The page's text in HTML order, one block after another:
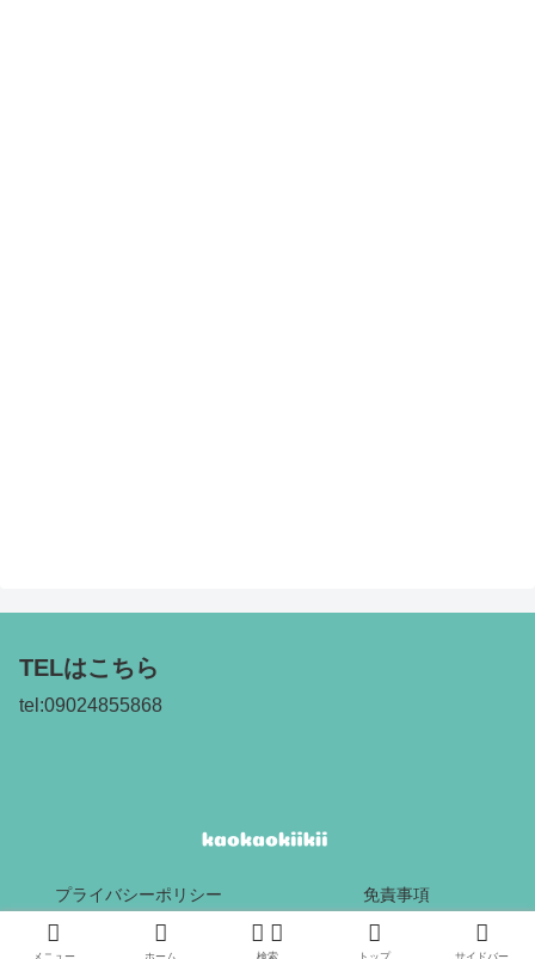
TELはこちら
tel:09024855868
プライバシーポリシー 免責事項
Copyright © 2017 kaokaokiikii All Rights Reserved.
メニュー ホーム 検索 トップ サイドバー